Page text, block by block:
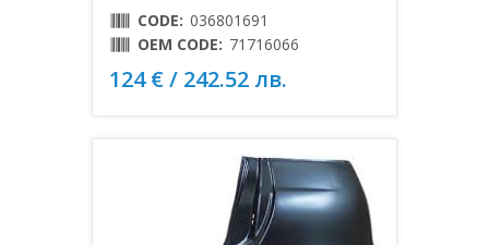
CODE: 036801691
OEM CODE: 71716066
124 € / 242.52 лв.